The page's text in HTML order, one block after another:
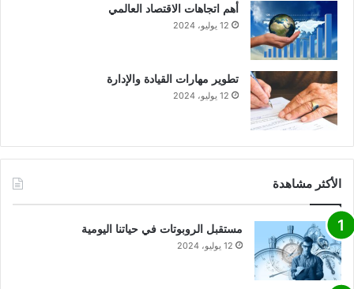
أهم اتجاهات الاقتصاد العالمي
12 يوليو، 2024
تطوير مهارات القيادة والإدارة
12 يوليو، 2024
الأكثر مشاهدة
مستقبل الروبوتات في حياتنا اليومية
12 يوليو، 2024